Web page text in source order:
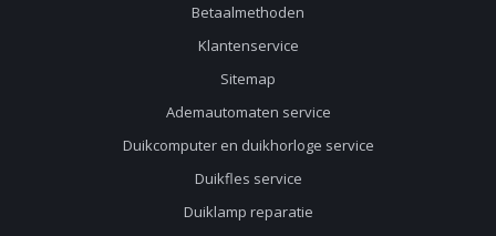
Betaalmethoden
Klantenservice
Sitemap
Ademautomaten service
Duikcomputer en duikhorloge service
Duikfles service
Duiklamp reparatie